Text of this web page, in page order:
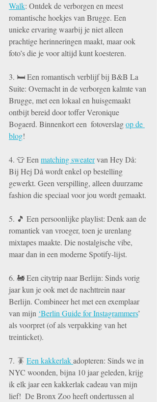
Walk: Ontdek de verborgen en meest
romantische hoekjes van Brugge. Een
unieke ervaring waarbij je niet alleen
prachtige herinneringen maakt, maar ook
foto’s die je voor altijd kunt koesteren.
3. 🛏️ Een romantisch verblijf bij B&B La
Suite: Overnacht in de verborgen kalmte van
Brugge, met een lokaal en huisgemaakt
ontbijt bereid door toffer Veronique
Bogaerd. Binnenkort een  fotoverslag op de
blog!
4. 👕 Een matching sweater van Hey Då:
Bij Hej Då wordt enkel op bestelling
gewerkt. Geen verspilling, alleen duurzame
fashion die speciaal voor jou wordt gemaakt.
5. 🎵 Een persoonlijke playlist: Denk aan de
romantiek van vroeger, toen je urenlang
mixtapes maakte. Die nostalgische vibe,
maar dan in een moderne Spotify-lijst.
6. 🚂 Een citytrip naar Berlijn: Sinds vorig
jaar kun je ook met de nachttrein naar
Berlijn. Combineer het met een exemplaar
van mijn ‘Berlin Guide for Instagrammers’
als voorpret (of als verpakking van het
treinticket).
7. 🪳 Een kakkerlak adopteren: Sinds we in
NYC woonden, bijna 10 jaar geleden, krijg
ik elk jaar een kakkerlak cadeau van mijn
lief!  De Bronx Zoo heeft ondertussen al